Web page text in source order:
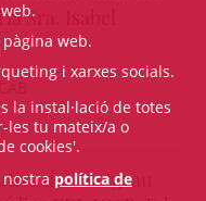
Sra. Isabel
del Postgrau
web.
i xarxes socials.
la instal·lació de totes
les tu mateix/a o
cookies'.
política de